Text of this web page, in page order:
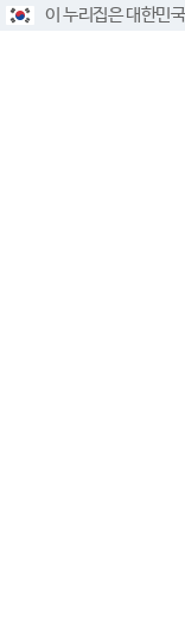
이 누리집은 대한민